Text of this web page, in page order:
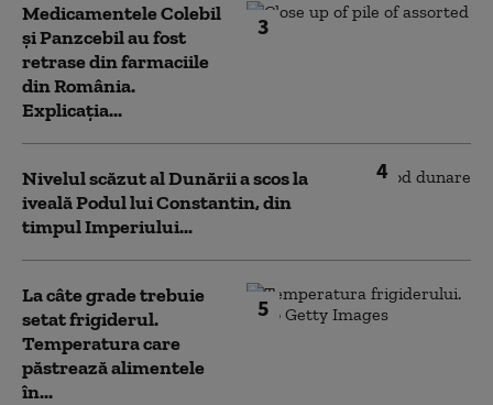
3
Medicamentele Colebil
și Panzcebil au fost
retrase din farmaciile
din România.
Explicația...
4
Nivelul scăzut al Dunării a scos la
iveală Podul lui Constantin, din
timpul Imperiului...
5
La câte grade trebuie
setat frigiderul.
Temperatura care
păstrează alimentele
în...